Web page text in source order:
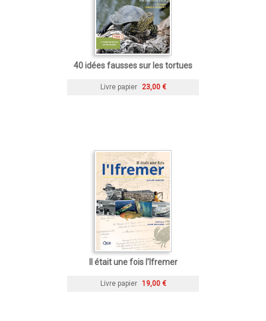
40 idées fausses sur les tortues
Livre papier 23,00 €
Il était une fois l'Ifremer
Livre papier 19,00 €